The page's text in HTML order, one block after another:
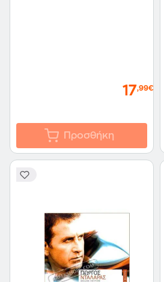
17,99€
Προσθήκη